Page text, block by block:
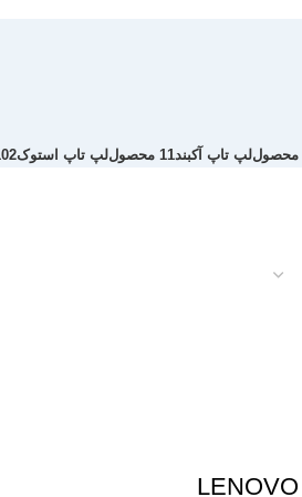
لپ تاپ آکبند11 محصول لپ تاپ استوک102
لپ تاپ لنوو مدل LENOVO